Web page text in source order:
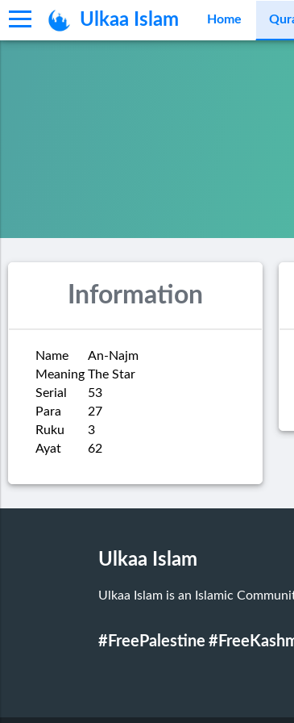
Ulkaa Islam Home
Information
Name
An-Najm
Meaning The Star
Serial
53
Para
27
Ruku
3
Ayat
62
Ulkaa Islam
Ulkaa Islam is an Islamic
#FreePalestine